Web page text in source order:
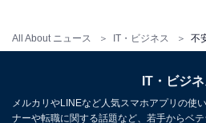
All About ニュース IT・ビジネス
ことを伝えるときに使います。
【例文】
IT・ビジ
メルカリやLINEなど人気スマホアプリの使
ナーや転職に関する話題など、若手からベ